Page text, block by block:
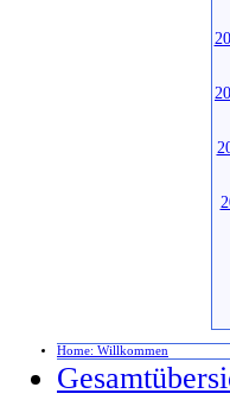
Home: Willkommen